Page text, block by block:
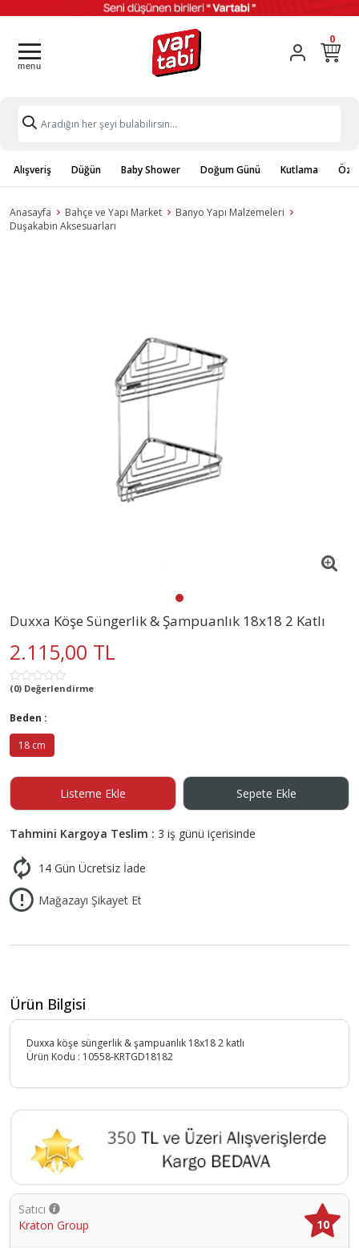
0
Alışveriş Düğün Baby Shower Doğum Günü Kutlama
Anasayfa Bahçe ve Yapı Market
Banyo Yapı Malzemeleri
Duşakabin Aksesuarları
Duxxa Köşe Süngerlik & Şampuanlık 18x18 2 Katlı
2.115,00 TL
(0) Değerlendirme
Beden :
18 cm
Listeme Ekle Sepete Ekle
Tahmini Kargoya Teslim : 3 iş günü içerisinde
14 Gün Ücretsiz İade
Mağazayı Şikayet Et
Ürün Bilgisi
Duxxa köşe süngerlik & şampuanlık 18x18 2 katlı
Ürün Kodu : 10558-KRTGD18182
Satıcı
Kraton Group
10